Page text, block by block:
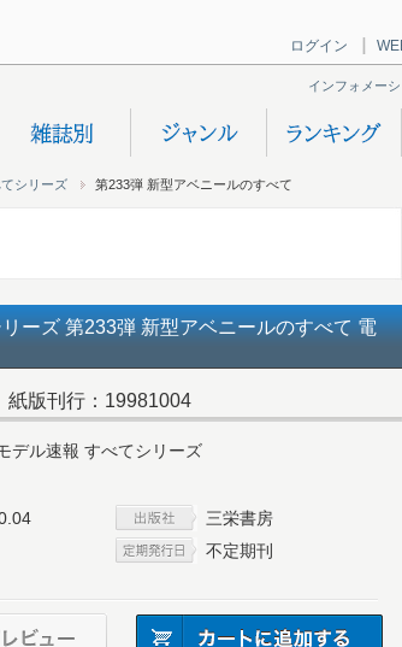
ログイン
インフォメー
シリーズ 第233弾 新型アベニールのすべて
ーズ 第233弾 新型アベニールのすべて 電
版刊行：19981004
デル速報 すべてシリーズ
三栄書房
不定期刊